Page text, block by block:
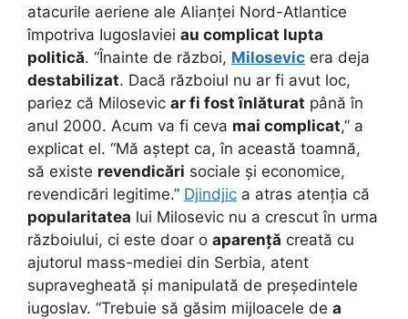
atacurile aeriene ale Alianței Nord-Atlantice
împotriva Iugoslaviei au complicat lupta
politică. “Înainte de război, Milosevic era deja
destabilizat. Dacă războiul nu ar fi avut loc,
pariez că Milosevic ar fi fost înlăturat până în
anul 2000. Acum va fi ceva mai complicat,” a
explicat el. “Mă aștept ca, în această toamnă,
să existe revendicări sociale și economice,
revendicări legitime.” Djindjic a atras atenția că
popularitatea lui Milosevic nu a crescut în urma
războiului, ci este doar o aparență creată cu
ajutorul mass-mediei din Serbia, atent
supravegheată și manipulată de președintele
iugoslav. “Trebuie să găsim mijloacele de a